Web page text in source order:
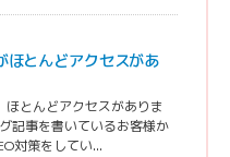
ほとんどアクセスがあ
ほとんどアクセスがありま
記事を書いているお客様か
対策をしてい...